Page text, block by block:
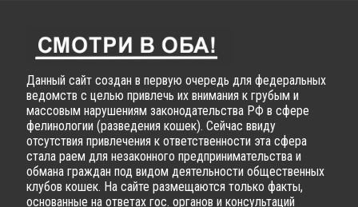
Данный сайт создан в первую очередь для федеральных
ведомств с целью привлечь их внимания к грубым и
массовым нарушениям законодательства РФ в сфере
фелинологии (разведения кошек). Сейчас ввиду
отсутствия привлечения к ответственности эта сфера
стала раем для незаконного предпринимательства и
обмана граждан под видом деятельности общественных
клубов кошек. На сайте размещаются только факты,
основанные на ответах гос. органов и консультаций